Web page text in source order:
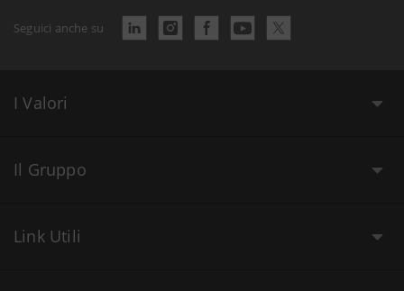
Seguici anche su
I Valori
Il Gruppo
Link Utili